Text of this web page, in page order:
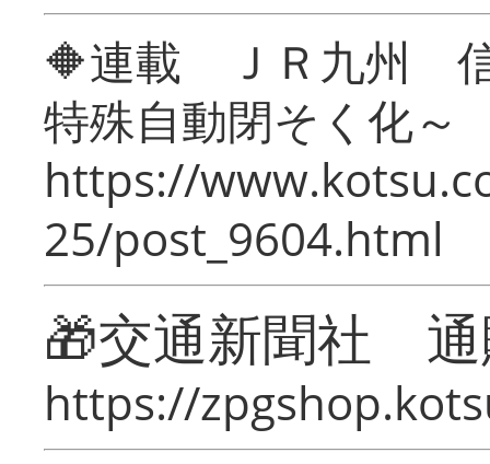
🔶連載 ＪＲ九州 信
特殊自動閉そく化～
https://
25/post_9604.html
🎁交通新聞社
https://